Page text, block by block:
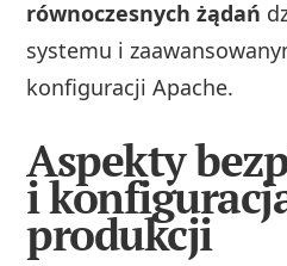
równoczesnych żądań
systemu i
konfiguracji Apache.
Aspekty
i
produkcji